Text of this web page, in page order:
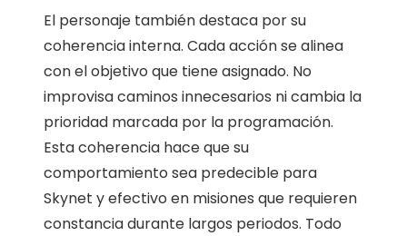
El personaje también destaca por su
coherencia interna. Cada acción se alinea
con el objetivo que tiene asignado. No
improvisa caminos innecesarios ni cambia la
prioridad marcada por la programación.
Esta coherencia hace que su
comportamiento sea predecible para
Skynet y efectivo en misiones que requieren
constancia durante largos periodos. Todo